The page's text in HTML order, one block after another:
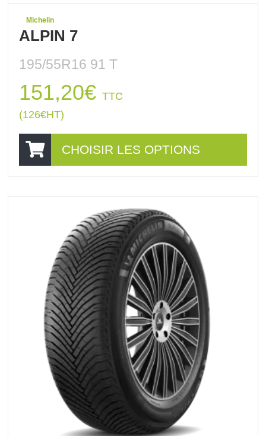
Michelin
ALPIN 7
195/55R16 91 T
151,20€ TTC
(126€HT)
CHOISIR LES OPTIONS